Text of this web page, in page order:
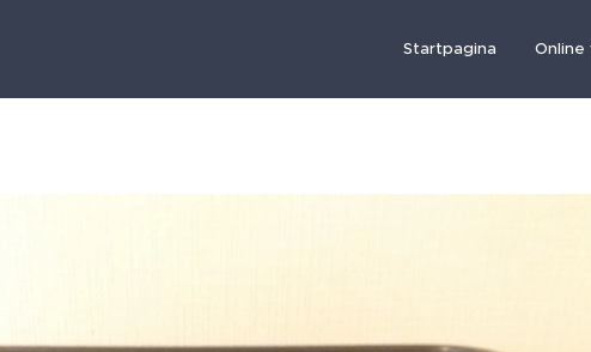
Startpagina Online